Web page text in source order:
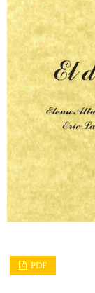
PDF